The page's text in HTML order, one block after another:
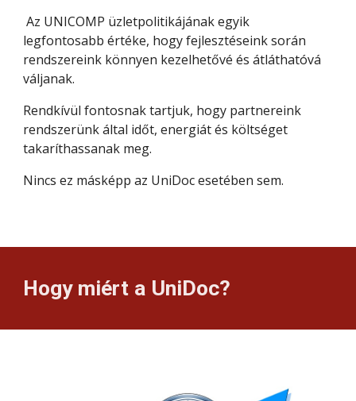
Az UNICOMP üzletpolitikájának egyik
legfontosabb értéke, hogy fejlesztéseink során
rendszereink könnyen kezelhetővé és átláthatóvá
váljanak.
Rendkívül fontosnak tartjuk, hogy partnereink
rendszerünk által időt, energiát és költséget
takaríthassanak meg.
Nincs ez másképp az UniDoc esetében sem.
Hogy miért a UniDoc?